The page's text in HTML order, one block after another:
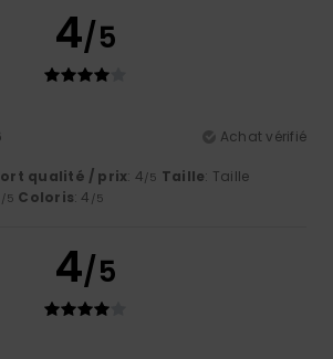
4/5
Achat vérifié
qualité / prix: 4/5 Taille: Taille
/5 Coloris: 4 /5
4/5